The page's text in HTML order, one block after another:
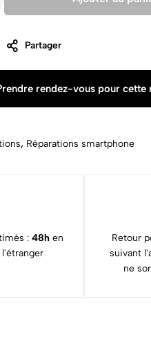
Partager
rendez-vous pour cette
, Réparations smartphone
: 48h en
Retour
suivant
ne